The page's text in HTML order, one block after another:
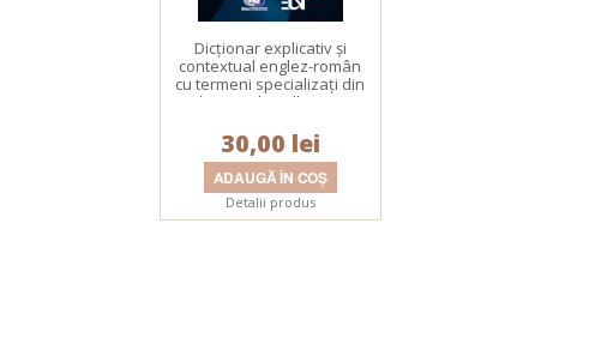
Dicţionar explicativ și
contextual englez-român
cu termeni specializați din
domeniul intelligence
30,00 lei
Detalii produs